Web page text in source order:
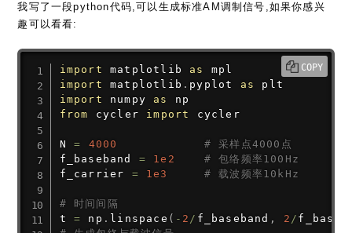
我写了一段python代码,可以生成标准AM调制信号,如果你感兴
趣可以看看:
import matplotlib as
import
matplotlib . pyplot as
import
numpy as
from cycler import cycler
N = 4000
# 采样点4000点
f_baseband = 1e2
# 包络频率100Hz
f_carrier = 1e3 # 载波频率10kHz
# 时间间隔
t = np . linspace ( - 2 / f_baseband , 2 /
COPY